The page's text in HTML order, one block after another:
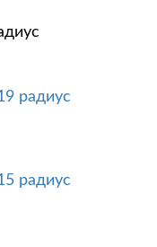
радиус
радиус